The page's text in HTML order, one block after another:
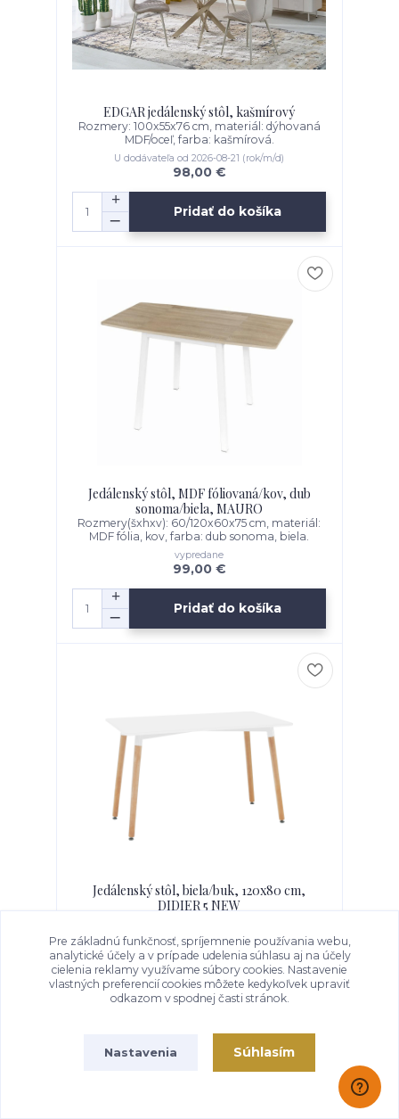
EDGAR jedálenský stôl, kašmírový
Rozmery: 100x55x76 cm, materiál: dýhovaná
MDF/oceľ, farba: kašmírová.
98,00 €
U dodávateľa od 2026-08-21 (rok/m/d)
Pridať do košíka
Jedálenský stôl, MDF fóliovaná/kov, dub
sonoma/biela, MAURO
Rozmery(šxhxv): 60/120x60x75 cm, materiál:
MDF fólia, kov, farba: dub sonoma, biela.
99,00 €
vypredane
Pridať do košíka
Jedálenský stôl, biela/buk, 120x80 cm,
DIDIER 5 NEW
99,00 €
Odosielame do 3 dní
Pridať do košíka
Pre základnú funkčnosť, spríjemnenie používania webu,
analytické účely a v prípade udelenia súhlasu aj na účely
cielenia reklamy využívame súbory cookies. Nastavenie
vlastných preferencií cookies môžete kedykoľvek upraviť
odkazom v spodnej časti stránok.
Nastavenia Súhlasím